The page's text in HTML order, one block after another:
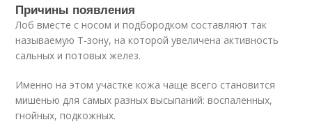
Причины появления
Лоб вместе с носом и подбородком составляют так
называемую Т-зону, на которой увеличена активность
сальных и потовых желез.
Именно на этом участке кожа чаще всего становится
мишенью для самых разных высыпаний: воспаленных,
гнойных, подкожных.